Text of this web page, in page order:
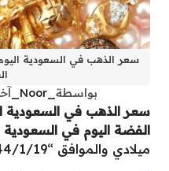
بواسطة
سعر الذهب في السعودية
الفضة اليوم في السعودية
ميلادي والموافق “1444/1/19” هجري.